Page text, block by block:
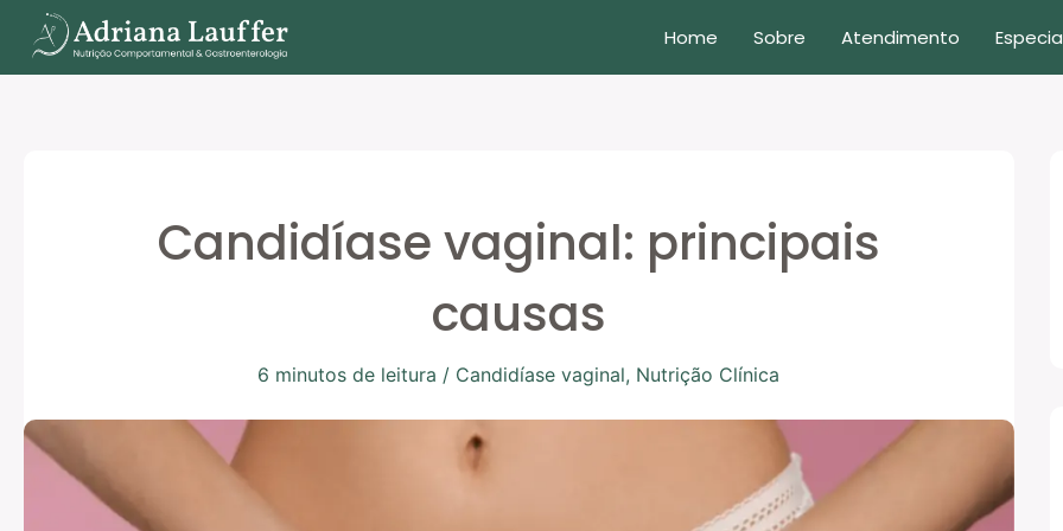
para
o
Home Sobre Atendimento
Candidíase vaginal: principais
causas
6 minutos de leitura / Candidíase vaginal, Nutrição Clínica